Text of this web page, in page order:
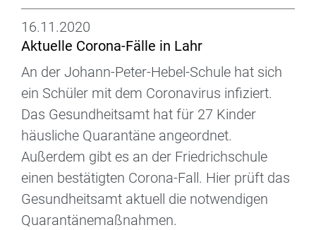
16.11.2020
Aktuelle Corona-Fälle in Lahr
An der Johann-Peter-Hebel-Schule hat sich
ein Schüler mit dem Coronavirus infiziert.
Das Gesundheitsamt hat für 27 Kinder
häusliche Quarantäne angeordnet.
Außerdem gibt es an der Friedrichschule
einen bestätigten Corona-Fall. Hier prüft das
Gesundheitsamt aktuell die notwendigen
Quarantänemaßnahmen.